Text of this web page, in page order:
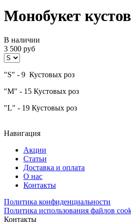
Монобукет
В наличии
3 500 руб
"S" - 9 Кустовых роз
"M" - 15 Кустовых роз
"L" - 19 Кустовых роз
Навигация
Акции
Статьи
Доставка и оплата
О нас
Контакты
Политика конфиденциальности
Политика использования файлов
Контакты